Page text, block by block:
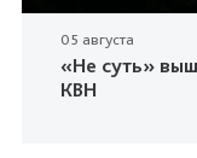
05 августа
«Не суть»
КВН